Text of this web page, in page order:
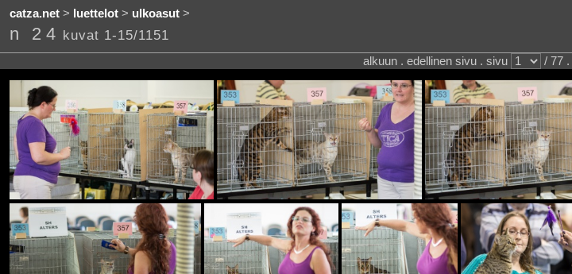
catza.net> luettelot> ulkoasut>
n 24 kuvat 1-15/1151
alkuun . edellinen sivu . sivu / 77 .